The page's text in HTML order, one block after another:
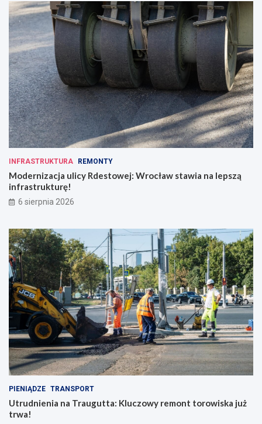
INFRASTRUKTURA REMONTY
Modernizacja ulicy Rdestowej: Wrocław stawia na lepszą
infrastrukturę!
6 sierpnia 2026
PIENIĄDZE TRANSPORT
Utrudnienia na Traugutta: Kluczowy remont torowiska już
trwa!